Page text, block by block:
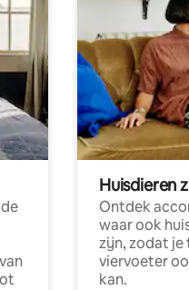
Huisdieren
Ontdek
waar ook
zijn, zodat je
viervoeter
kan.